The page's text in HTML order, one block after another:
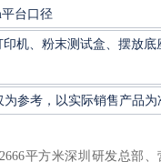
台口径
印机、粉末测试盒、摆放底
为参考，以实际销售产品为
平方米深圳研发总部、